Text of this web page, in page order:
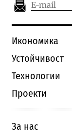
Икономика
Устойчивост
Технологии
Проекти
За нас